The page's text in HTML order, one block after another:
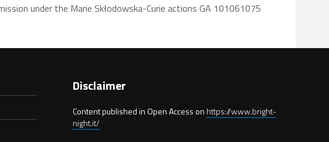
under the Marie Skłodowska-Curie actions GA 101061075
Disclaimer
Content published in Open Access onhttps://www.bright-
night.it/